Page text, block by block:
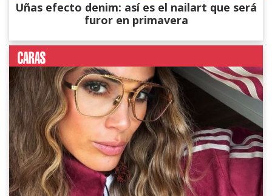
Uñas efecto denim: así es el nailart que será
furor en primavera